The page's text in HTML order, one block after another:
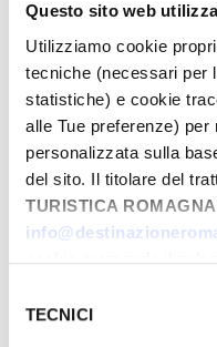
Questo sito web
Utilizziamo cookie
tecniche (necessari per
statistiche) e cookie
alle Tue preferenze) per
personalizzata sulla
del sito. Il titolare del
TURISTICA ROMAGNA
cookie premendo il
gestire le tue preferenze
Qualora acconsenti a
delTECNICI
L’ORA CHE
Ravenna